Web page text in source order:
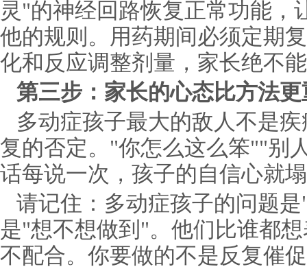
灵"的神经回路恢复正常功能，
他的规则。用药期间必须定期
化和反应调整剂量，家长绝不
第三步：家长的心态比方法更
多动症孩子最大的敌人不是
复的否定。"你怎么这么笨""
话每说一次，孩子的自信心就
请记住：多动症孩子的问题
是"想不想做到"。他们比谁都
不配合。你要做的不是反复催